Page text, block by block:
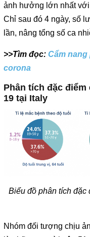
ảnh hưởng lớn nhất với
Chỉ sau đó 4 ngày, số
lần, nâng tổng số ca
>>Tìm đọc: Cẩm
corona
Phân tích đặc
19 tại Italy
Biểu đồ phân tích đặc
Nhóm đối tượng chịu